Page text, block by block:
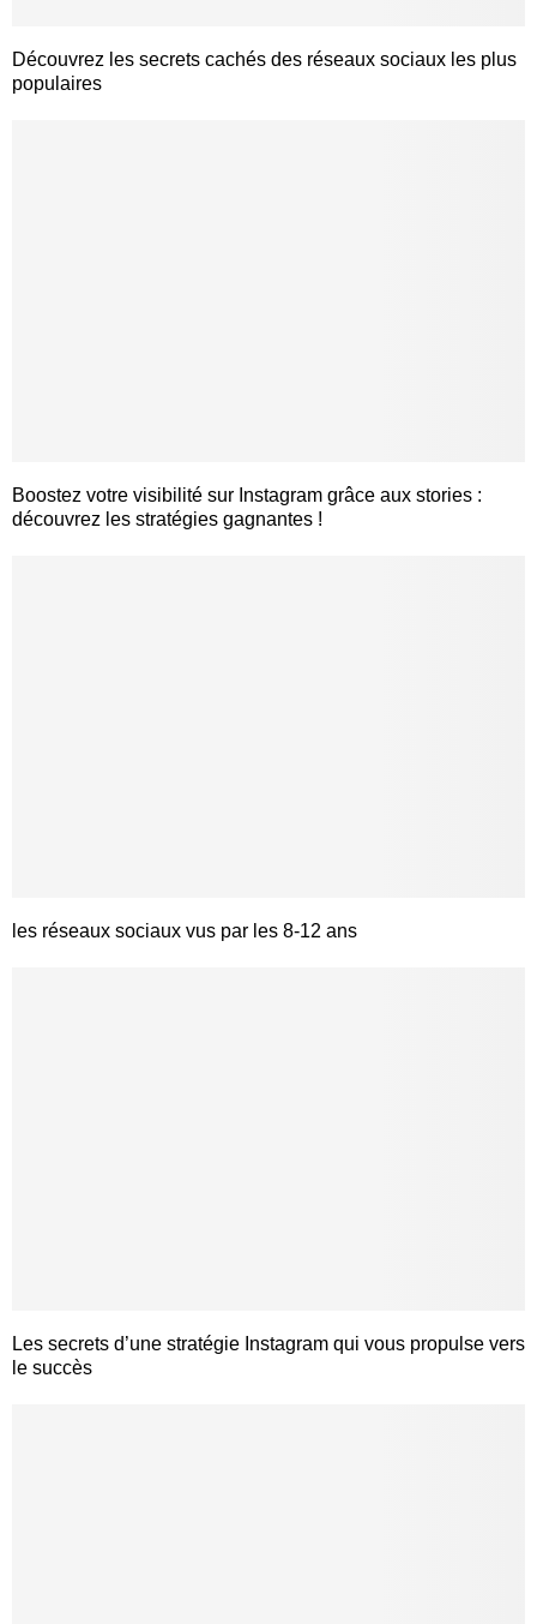
Découvrez les secrets cachés des réseaux sociaux les plus
populaires
Boostez votre visibilité sur Instagram grâce aux stories :
découvrez les stratégies gagnantes !
les réseaux sociaux vus par les 8-12 ans
Les secrets d’une stratégie Instagram qui vous propulse vers
le succès